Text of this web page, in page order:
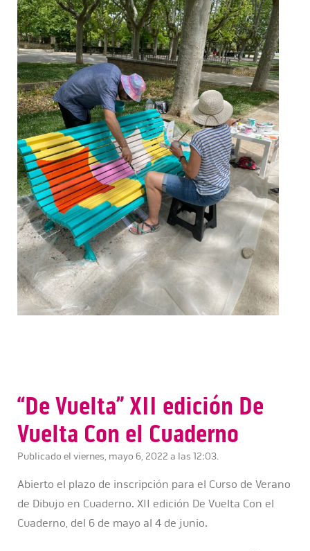
“De Vuelta” XII edición De
Vuelta Con el Cuaderno
Publicado el viernes, mayo 6, 2022 a las 12:03.
Abierto el plazo de inscripción para el Curso de Verano
de Dibujo en Cuaderno. XII edición De Vuelta Con el
Cuaderno, del 6 de mayo al 4 de junio.